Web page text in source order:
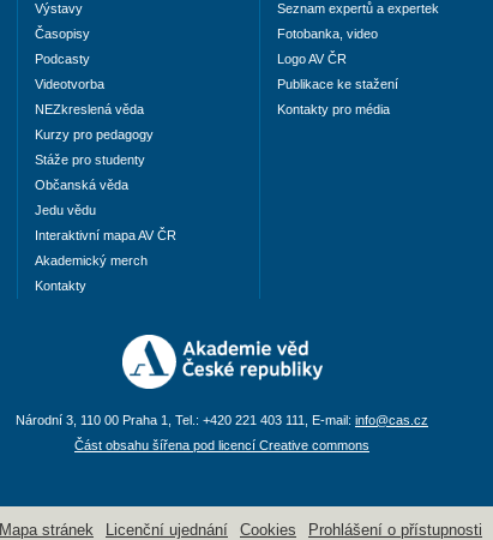
Výstavy
Časopisy
Podcasty
Videotvorba
NEZkreslená věda
Kurzy pro pedagogy
Stáže pro studenty
Občanská věda
Jedu vědu
Interaktivní mapa AV ČR
Akademický merch
Kontakty
Seznam expertů a expertek
Fotobanka, video
Logo AV ČR
Publikace ke stažení
Kontakty pro média
Národní 3, 110 00 Praha 1, Tel.: +420 221 403 111, E-mail: info@cas.cz
Část obsahu šířena pod licencí Creative commons
Mapa stránek Licenční ujednání Cookies Prohlášení o přístupnosti